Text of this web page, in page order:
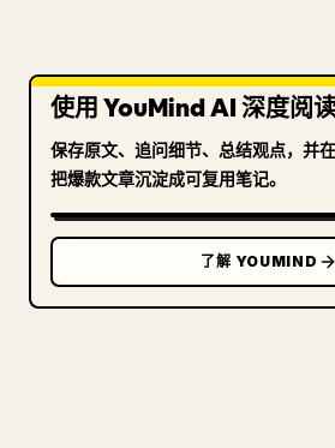
使用 YouMind AI 深度阅
保存原文、追问细节、总结观点，并
把爆款文章沉淀成可复用笔记。
了解 YOUMIND